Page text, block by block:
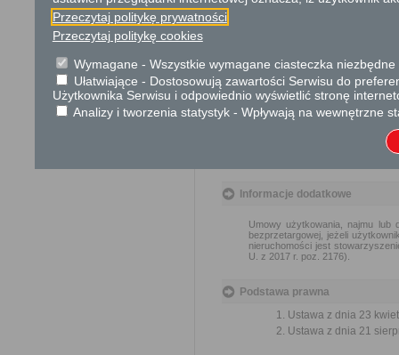
Skargi i wnioski
Przedmiotem skargi może być
Przedmiotem wniosku mogą
i zapobieganie nadużyciom,
Informacje dodatkowe
Umowy użytkowania, najmu
bezprzetargowej, jeżeli
nieruchomości jest
U. z 2017 r. poz. 2176).
Podstawa prawna
Ustawa z dnia 23
Ustawa z dnia 21
Przeczytaj politykę prywatności
Przeczytaj politykę cookies
Wymagane - Wszystkie wymagane ciasteczka
Ułatwiające - Dostosowują zawartości Serwisu do
Użytkownika Serwisu i odpowiednio wyświetlić stronę
Analizy i tworzenia statystyk - Wpływają na wewnętrzne